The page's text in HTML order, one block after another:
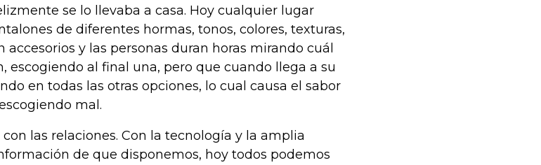
se lo llevaba a casa. Hoy cualquier lugar
de diferentes hormas, tonos, colores, texturas,
accesorios y las personas duran horas mirando cuál
escogiendo al final una, pero que cuando llega a su
en todas las otras opciones, lo cual causa el sabor
mal.
las relaciones. Con la tecnología y la amplia
de que disponemos, hoy todos podemos